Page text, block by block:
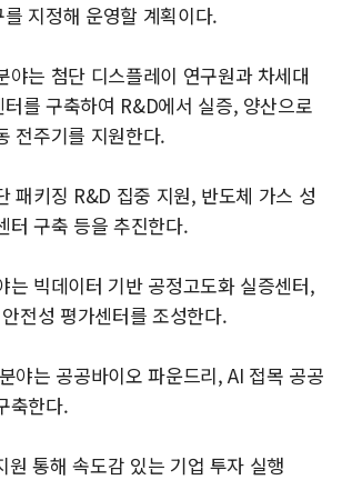
지정해 운영할 계획이다.
야는 첨단 디스플레이 연구원과 차세대
를 구축하여 R&D에서 실증, 양산으로
전주기를 지원한다.
패키징 R&D 집중 지원, 반도체 가스 성
터 구축 등을 추진한다.
는 빅데이터 기반 공정고도화 실증센터,
전성 평가센터를 조성한다.
야는 공공바이오 파운드리, AI 접목 공공
축한다.
통해 속도감 있는 기업 투자 실행